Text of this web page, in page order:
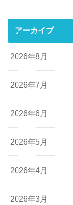
アーカイブ
2026年8月
2026年7月
2026年6月
2026年5月
2026年4月
2026年3月